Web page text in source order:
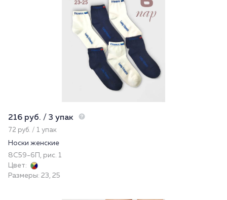
216 руб. / 3 упак
72 руб. / 1 упак
Носки женские
8С59-6П, рис. 1
Цвет:
Размеры: 23, 25